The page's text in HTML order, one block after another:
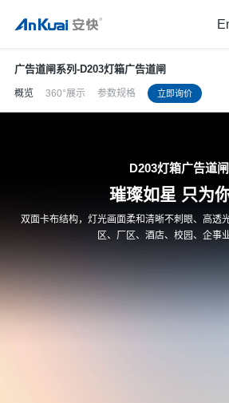
广告道闸系列 -D203灯箱广告道闸
概览 360°展示 参数规格 立即询价
D203灯箱广告道闸
璀璨如星 只为
双面卡布结构，灯光画面柔和清晰不刺眼、高透
区、厂区、酒店、校园、企事